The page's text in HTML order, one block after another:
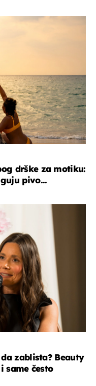
drške za motiku:
pivo...
zablista? Beauty
same često